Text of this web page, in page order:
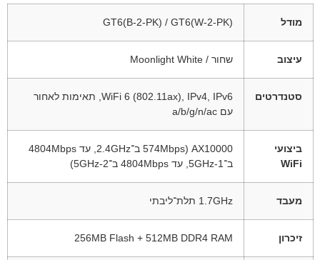
מודל GT6(B-2-PK) / GT6(W-2-PK)
עיצוב שחור / Moonlight White
סטנדרטים
WiFi 6 (802.11ax), IPv4, IPv6, תאימות לאחור
עם a/b/g/n/ac
ביצועי
WiFi
AX10000 (574Mbps ב־2.4GHz, עד ‎4804Mbps‎
ב־5GHz-1, עד ‎4804Mbps‎ ב־5GHz-2)
מעבד 1.7GHz תלת־ליבתי
זיכרון 256MB Flash + ‎512MB DDR4 RAM‎